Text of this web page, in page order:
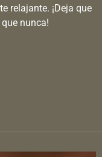
relajante. ¡Deja que
nunca!